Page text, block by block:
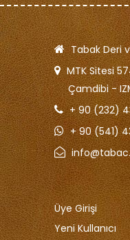
Tabak Deri
MTK Sitesi
Çamdibi -
+ 90 (232)
+ 90 (541)
Üye Girişi
Yeni Kullanıcı